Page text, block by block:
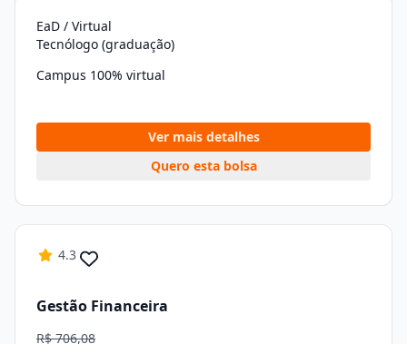
EaD / Virtual
Tecnólogo (graduação)
Campus 100% virtual
Ver mais detalhes
Quero esta bolsa
4.3
Gestão Financeira
R$ 706,08